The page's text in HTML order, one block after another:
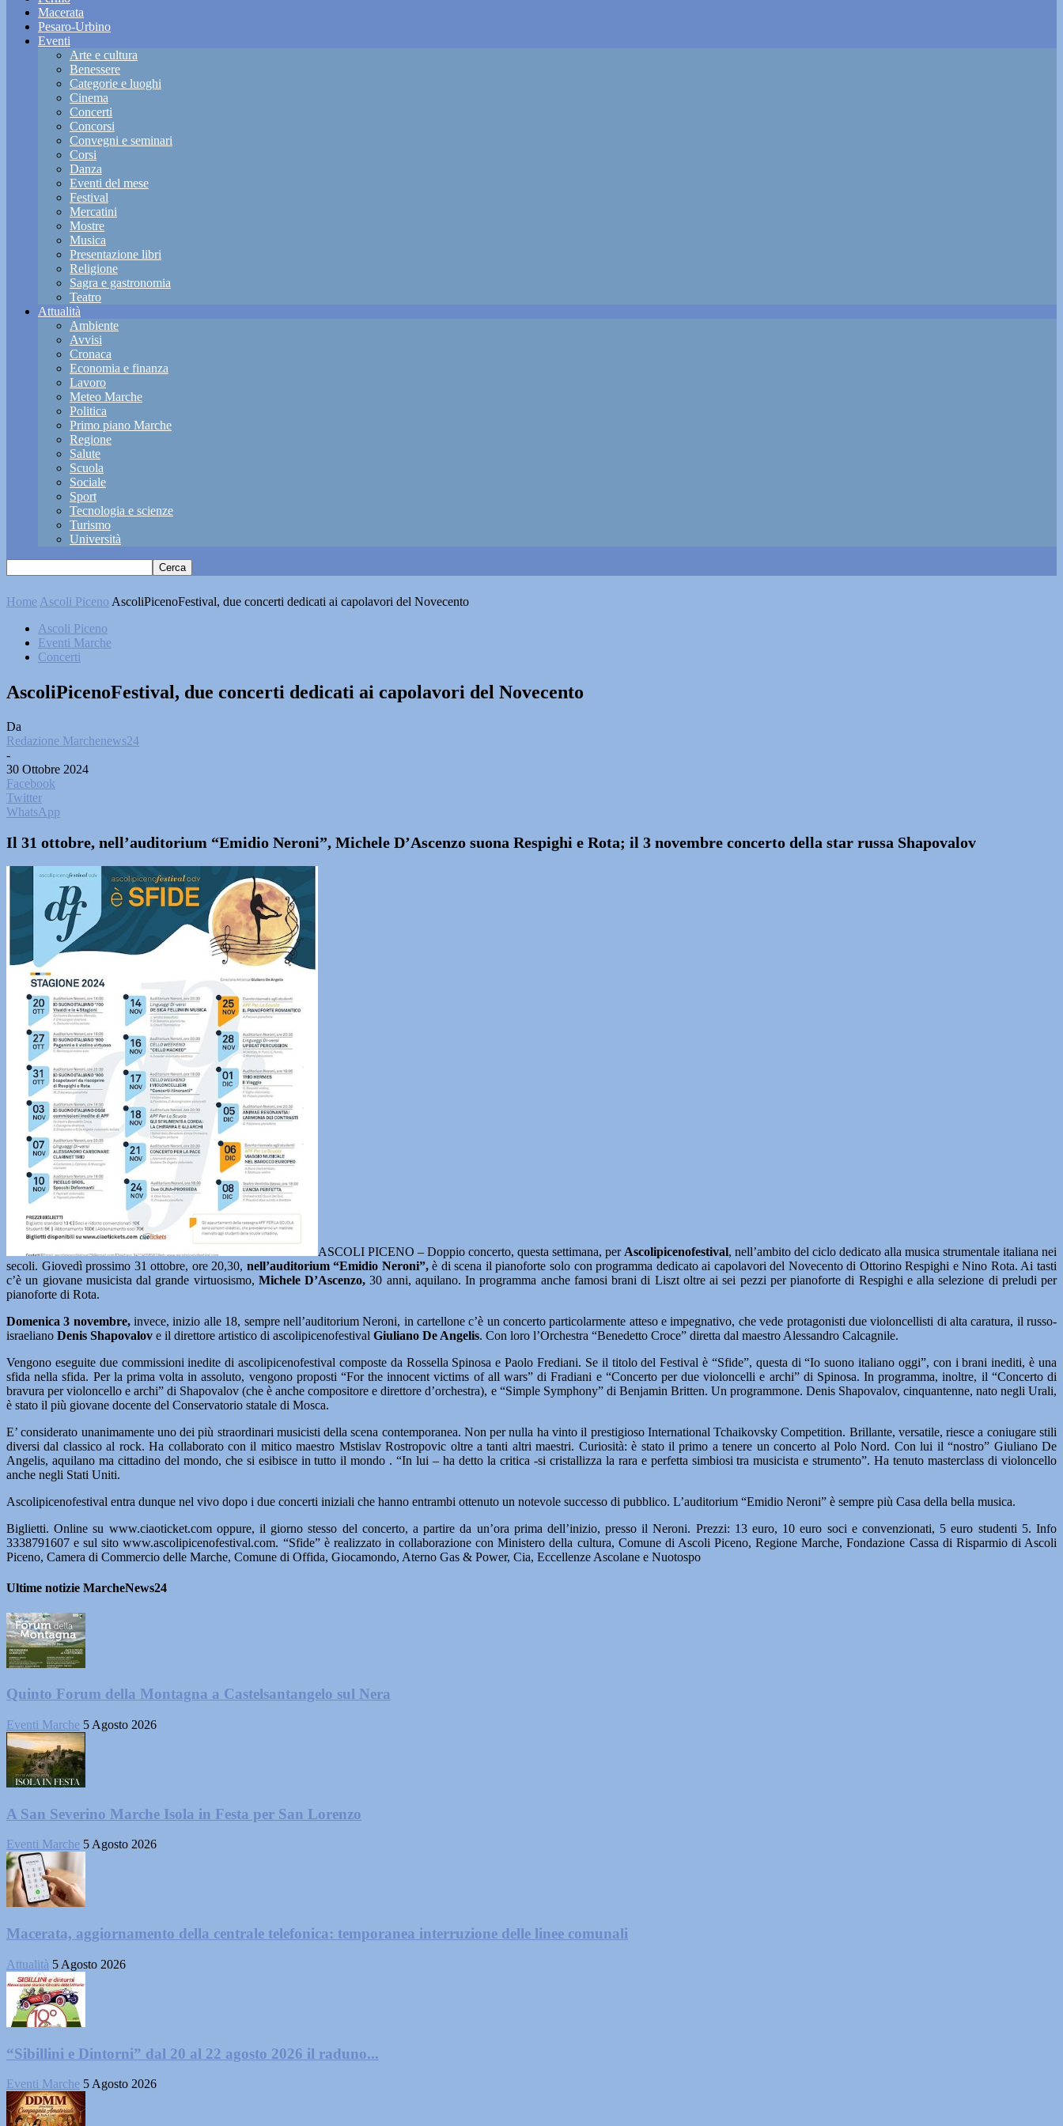
Macerata
Pesaro-Urbino
Eventi
Arte e cultura
Benessere
Categorie e luoghi
Cinema
Concerti
Concorsi
Convegni e seminari
Corsi
Danza
Eventi del mese
Festival
Mercatini
Mostre
Musica
Presentazione libri
Religione
Sagra e gastronomia
Teatro
Attualità
Ambiente
Avvisi
Cronaca
Economia e finanza
Lavoro
Meteo Marche
Politica
Primo piano Marche
Regione
Salute
Scuola
Sociale
Sport
Tecnologia e scienze
Turismo
Università
Home Ascoli Piceno AscoliPicenoFestival, due concerti dedicati ai capolavori del Novecento
Ascoli Piceno
Eventi Marche
Concerti
AscoliPicenoFestival, due concerti dedicati ai capolavori del Novecento
Da
Redazione Marchenews24
-
30 Ottobre 2024
Facebook
Twitter
WhatsApp
Il 31 ottobre, nell’auditorium “Emidio Neroni”, Michele D’Ascenzo suona Respighi e Rota; il 3 novembre concerto della star russa Shapovalov
ASCOLI PICENO – Doppio concerto, questa settimana, per Ascolipicenofestival, nell’ambito del ciclo dedicato alla musica strumentale italiana nei
secoli. Giovedì prossimo 31 ottobre, ore 20,30, nell’auditorium “Emidio Neroni”,è di scena il pianoforte solo con programma dedicato ai capolavori del Novecento di Ottorino Respighi e Nino Rota. Ai tasti
c’è un giovane musicista dal grande virtuosismo, Michele D’Ascenzo, 30 anni, aquilano. In programma anche famosi brani di Liszt oltre ai sei pezzi per pianoforte di Respighi e alla selezione di preludi per
pianoforte di Rota.
Domenica 3 novembre,invece, inizio alle 18, sempre nell’auditorium Neroni, in cartellone c’è un concerto particolarmente atteso e impegnativo, che vede protagonisti due violoncellisti di alta caratura, il russo-
israeliano Denis Shapovalov e il direttore artistico di ascolipicenofestival Giuliano De Angelis. Con loro l’Orchestra “Benedetto Croce” diretta dal maestro Alessandro Calcagnile.
Vengono eseguite due commissioni inedite di ascolipicenofestival composte da Rossella Spinosa e Paolo Frediani. Se il titolo del Festival è “Sfide”, questa di “Io suono italiano oggi”, con i brani inediti, è una
sfida nella sfida. Per la prima volta in assoluto, vengono proposti “For the innocent victims of all wars” di Fradiani e “Concerto per due violoncelli e archi” di Spinosa. In programma, inoltre, il “Concerto di
bravura per violoncello e archi” di Shapovalov (che è anche compositore e direttore d’orchestra), e “Simple Symphony” di Benjamin Britten. Un programmone. Denis Shapovalov, cinquantenne, nato negli Urali,
è stato il più giovane docente del Conservatorio statale di Mosca.
E’ considerato unanimamente uno dei più straordinari musicisti della scena contemporanea. Non per nulla ha vinto il prestigioso International Tchaikovsky Competition. Brillante, versatile, riesce a coniugare stili
diversi dal classico al rock. Ha collaborato con il mitico maestro Mstislav Rostropovic oltre a tanti altri maestri. Curiosità: è stato il primo a tenere un concerto al Polo Nord. Con lui il “nostro” Giuliano De
Angelis, aquilano ma cittadino del mondo, che si esibisce in tutto il mondo . “In lui – ha detto la critica -si cristallizza la rara e perfetta simbiosi tra musicista e strumento”. Ha tenuto masterclass di violoncello
anche negli Stati Uniti.
Ascolipicenofestival entra dunque nel vivo dopo i due concerti iniziali che hanno entrambi ottenuto un notevole successo di pubblico. L’auditorium “Emidio Neroni” è sempre più Casa della bella musica.
Biglietti. Online su www.ciaoticket.com oppure, il giorno stesso del concerto, a partire da un’ora prima dell’inizio, presso il Neroni. Prezzi: 13 euro, 10 euro soci e convenzionati, 5 euro studenti 5. Info
3338791607 e sul sito www.ascolipicenofestival.com. “Sfide” è realizzato in collaborazione con Ministero della cultura, Comune di Ascoli Piceno, Regione Marche, Fondazione Cassa di Risparmio di Ascoli
Piceno, Camera di Commercio delle Marche, Comune di Offida, Giocamondo, Aterno Gas & Power, Cia, Eccellenze Ascolane e Nuotospo
Ultime notizie MarcheNews24
Quinto Forum della Montagna a Castelsantangelo sul Nera
Eventi Marche 5 Agosto 2026
A San Severino Marche Isola in Festa per San Lorenzo
Eventi Marche 5 Agosto 2026
Macerata, aggiornamento della centrale telefonica: temporanea interruzione delle linee comunali
Attualità 5 Agosto 2026
“Sibillini e Dintorni” dal 20 al 22 agosto 2026 il raduno...
Eventi Marche 5 Agosto 2026